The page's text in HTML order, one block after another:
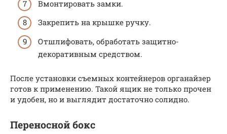
Вмонтировать замки.
Закрепить на крышке ручку.
Отшлифовать, обработать защитно-
декоративным средством.
После установки съемных контейнеров органайзер
готов к применению. Такой ящик не только прочен
и удобен, но и выглядит достаточно солидно.
Переносной бокс